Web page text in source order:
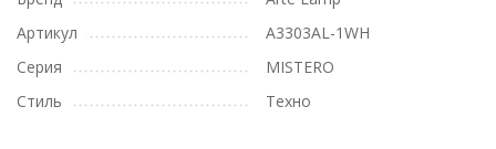
Артикул
A3303AL-1WH
Серия
MISTERO
Стиль
Техно